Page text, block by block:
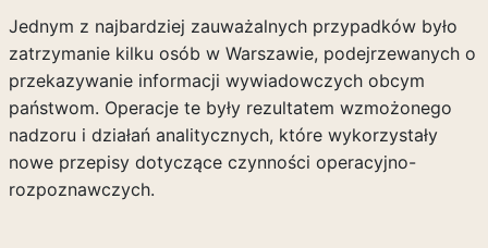
Jednym z najbardziej zauważalnych przypadków było
zatrzymanie kilku osób w Warszawie, podejrzewanych o
przekazywanie informacji wywiadowczych obcym
państwom. Operacje te były rezultatem wzmożonego
nadzoru i działań analitycznych, które wykorzystały
nowe przepisy dotyczące czynności operacyjno-
rozpoznawczych.